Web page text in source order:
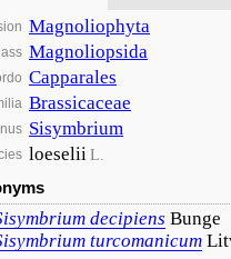
Magnoliophyta
Magnoliopsida
Capparales
Brassicaceae
Sisymbrium
loeseliiL.
decipiens Bunge
turcomanicum